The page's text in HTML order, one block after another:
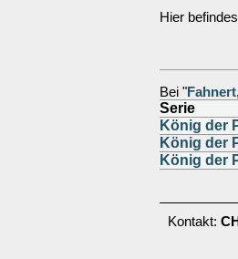
Hier
Bei "
Serie
König der
König der
König der
Kontakt: